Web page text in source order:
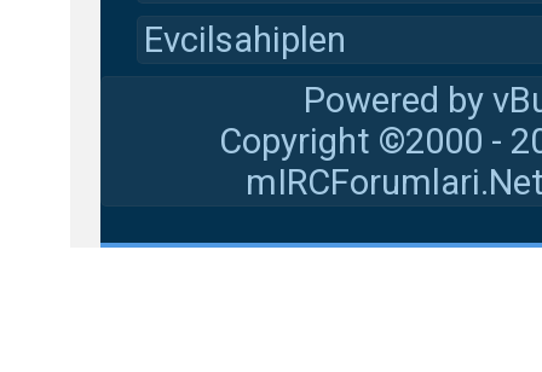
Evcilsahiplen
Powered by
Copyright ©2000 -